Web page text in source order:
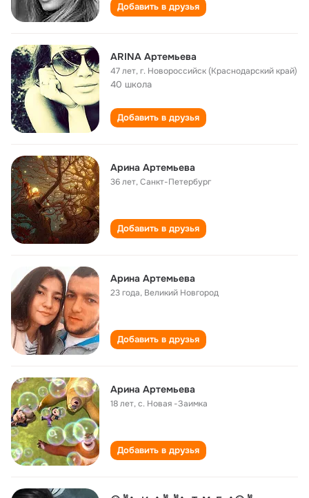
Добавить в друзья
ARINA Артемьева
47 лет,г. Новороссийск (Краснодарский край)
40 школа
Добавить в друзья
Арина Артемьева
36 лет,Санкт-Петербург
Добавить в друзья
Арина Артемьева
23 года, Великий Новгород
Добавить в друзья
Арина Артемьева
18 лет,с. Новая -Заимка
Добавить в друзья